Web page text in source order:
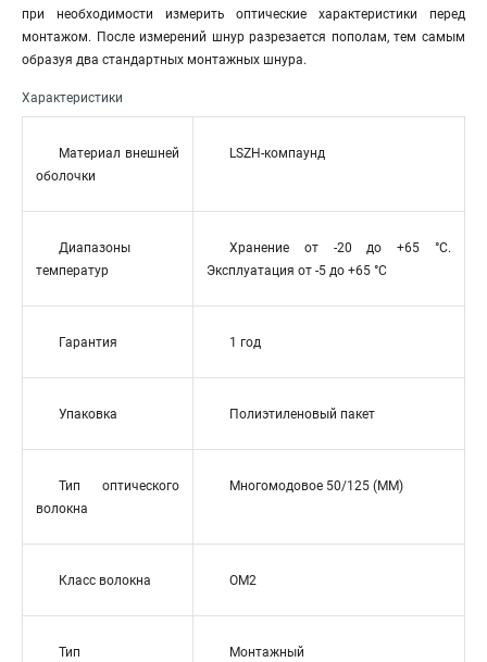
при необходимости измерить оптические характеристики перед
монтажом. После измерений шнур разрезается пополам, тем самым
образуя два стандартных монтажных шнура.
Характеристики
Материал внешней
оболочки
LSZH-компаунд
Диапазоны
температур
Хранение от -20 до +65 °C.
Эксплуатация от -5 до +65 °C
Гарантия 1 год
Упаковка Полиэтиленовый пакет
Тип оптического
волокна
Многомодовое 50/125 (MM)
Класс волокна OM2
Тип
Монтажный